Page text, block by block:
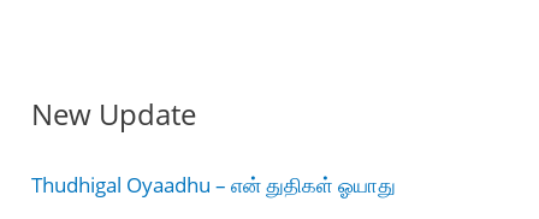
New Update
Thudhigal Oyaadhu – என் துதிகள் ஓயாது